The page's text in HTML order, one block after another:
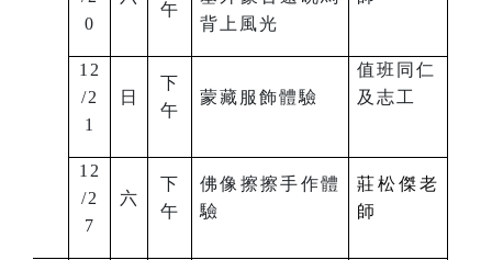
0
午
背上風光
12
/2
1
日
下
午
蒙藏服飾體驗
值班同仁
及志工
12
/2
7
六
下
午
佛像擦擦手作體
驗
莊松傑老
師